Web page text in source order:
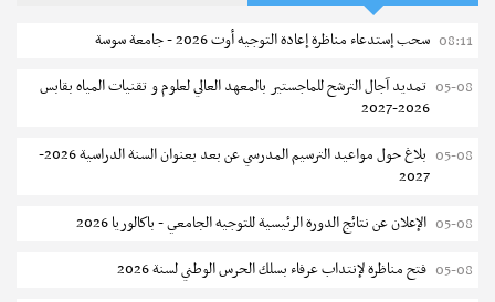
08:11 سحب إستدعاء مناظرة إعادة التوجيه أوت 2026 - جامعة سوسة
05-08 تمديد آجال الترشح للماجستير بالمعهد العالي لعلوم و تقنيات المياه بقابس
2026-2027
05-08
بلاغ حول مواعيد الترسيم المدرسي عن بعد بعنوان السنة الدراسية 2026-
2027
05-08 الإعلان عن نتائج الدورة الرئيسية للتوجيه الجامعي - باكالوريا 2026
05-08 فتح مناظرة لإنتداب عرفاء بسلك الحرس الوطني لسنة 2026